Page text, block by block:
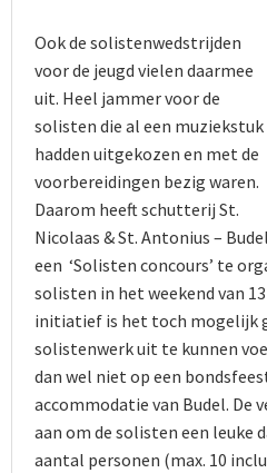
Ook de solistenwedstrijden
voor de jeugd vielen daarmee
uit. Heel jammer voor de
solisten die al een muziekstuk
hadden uitgekozen en met de
voorbereidingen bezig waren.
Daarom heeft schutterij St.
Nicolaas & St. Antonius –
een ‘Solisten concours’ te
solisten in het weekend van
initiatief is het toch mogelijk
solistenwerk uit te kunnen
dan wel niet op een
accommodatie van Budel. De
aan om de solisten een leuke
aantal personen (max. 10